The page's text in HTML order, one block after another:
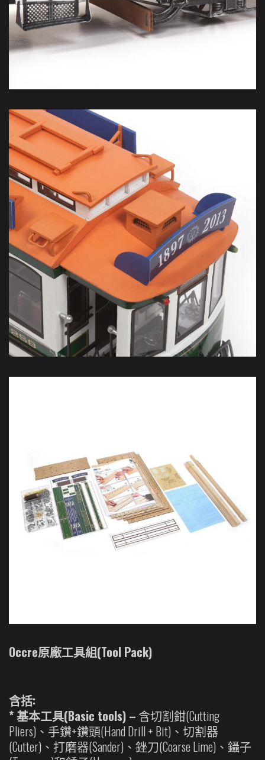
Occre原廠工具組(Tool Pack)
含括:
* 基本工具(Basic tools) – 含切割鉗(Cutting
Pliers)、手鑽+鑽頭(Hand Drill + Bit)、切割器
(Cutter)、打磨器(Sander)、銼刀(Coarse Lime)、鑷子